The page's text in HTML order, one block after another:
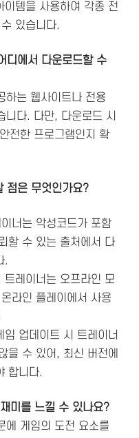
템을 사용하여 각종 전
있습니다.
디에서 다운로드할 수
하는 웹사이트나 전용
니다. 다만, 다운로드 시
전한 프로그램인지 확
점은 무엇인가요?
너는 악성코드가 포함
할 수 있는 출처에서 다
.
레이너는 오프라인 모
라인 플레이에서 사용
업데이트 시 트레이너
을 수 있어, 최신 버전에
합니다.
미를 느낄 수 있나요?
에 게임의 도전 요소를